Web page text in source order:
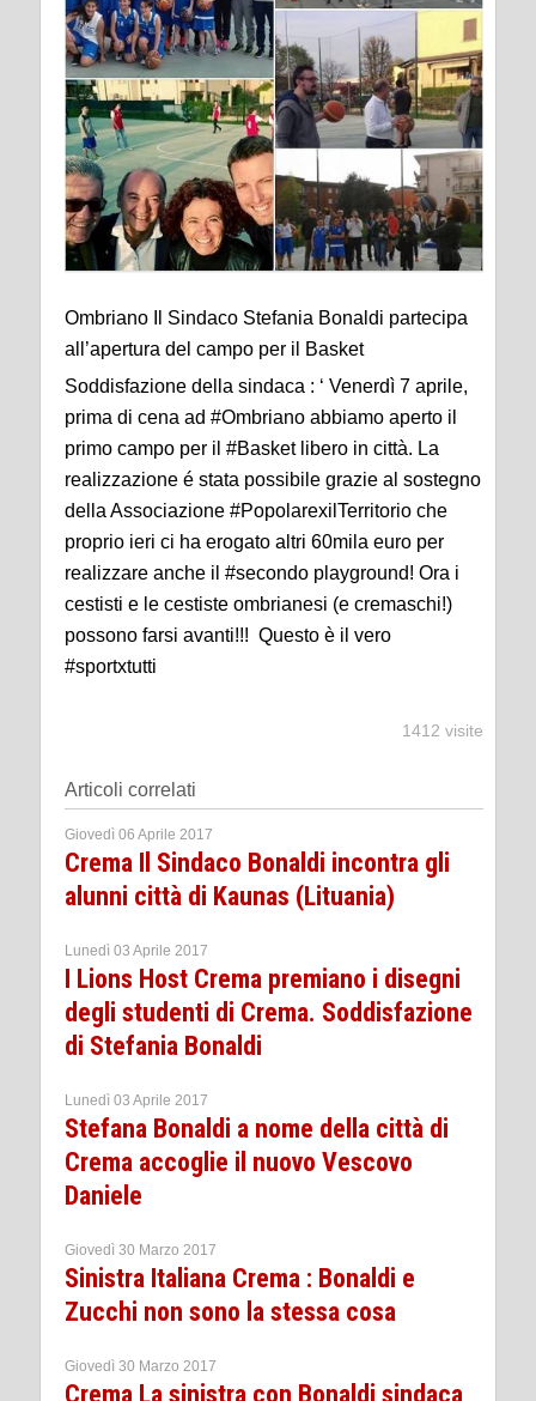
Ombriano Il Sindaco Stefania Bonaldi partecipa
all’apertura del campo per il Basket
Soddisfazione della sindaca : ‘ Venerdì 7 aprile,
prima di cena ad #Ombriano abbiamo aperto il
primo campo per il #Basket libero in città. La
realizzazione é stata possibile grazie al sostegno
della Associazione #PopolarexilTerritorio che
proprio ieri ci ha erogato altri 60mila euro per
realizzare anche il #secondo playground! Ora i
cestisti e le cestiste ombrianesi (e cremaschi!)
possono farsi avanti!!! Questo è il vero
#sportxtutti
1412 visite
Articoli correlati
Giovedì 06 Aprile 2017
Crema Il Sindaco Bonaldi incontra gli
alunni città di Kaunas (Lituania)
Lunedì 03 Aprile 2017
I Lions Host Crema premiano i disegni
degli studenti di Crema. Soddisfazione
di Stefania Bonaldi
Lunedì 03 Aprile 2017
Stefana Bonaldi a nome della città di
Crema accoglie il nuovo Vescovo
Daniele
Giovedì 30 Marzo 2017
Sinistra Italiana Crema : Bonaldi e
Zucchi non sono la stessa cosa
Giovedì 30 Marzo 2017
Crema La sinistra con Bonaldi sindaca